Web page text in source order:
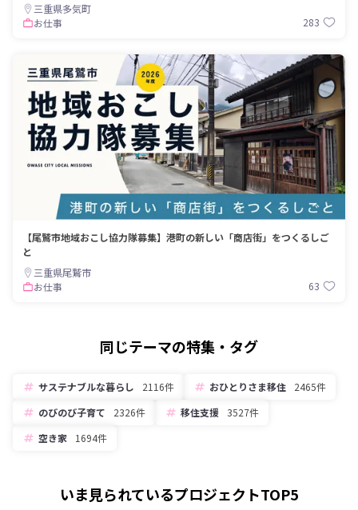
三重県多気町
お仕事
283
【尾鷲市地域おこし協力隊募集】港町の新しい「商店街」をつくるしご
と
三重県尾鷲市
お仕事
63
同じテーマの特集・タグ
サステナブルな暮らし 2116件 おひとりさま移住
2465件
のびのび子育て
2326件 移住支援 3527件
空き家
1694件
いま見られているプロジェクトTOP5